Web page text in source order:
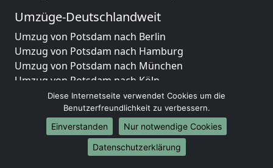
Umzüge-Deutschlandweit
Umzug von Potsdam nach Berlin
Umzug von Potsdam nach Hamburg
Umzug von Potsdam nach München
Umzug von Potsdam nach Köln
Umzug von Potsdam nach Frankfurt am Main
Umzug von Potsdam nach Stuttgart
Umzug von Potsdam nach Düsseldorf
Umzug von Potsdam nach Leipzig
Umzug von Potsdam nach Dortmund
Diese Internetseite verwendet Cookies um die
Benutzerfreundlichkeit zu verbessern.
Einverstanden
Nur notwendige Cookies
Datenschutzerklärung